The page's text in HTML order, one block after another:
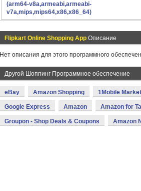
(arm64-v8a,armeabi,armeabi-
v7a,mips,mips64,x86,x86_64)
Flipkart Online Shopping App Описание
Нет описания для этого программного
Другой Шоппинг Программное обеспечение
eBay Amazon Shopping 1Mobile Market
Google Express Amazon Amazon for
Groupon - Shop Deals & Coupons Amazon